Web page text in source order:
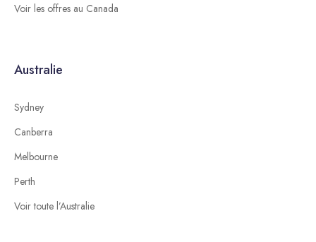
Voir les offres au Canada
Australie
Sydney
Canberra
Melbourne
Perth
Voir toute l’Australie